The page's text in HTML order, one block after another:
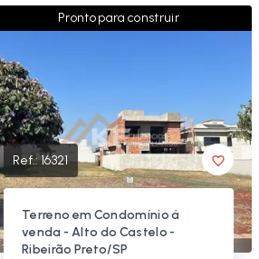
Pronto para construir
Ref.:16321
Terreno em Condomínio á
venda - Alto do Castelo -
Ribeirão Preto/SP